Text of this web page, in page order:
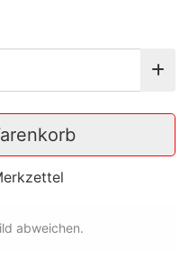
abweichen.